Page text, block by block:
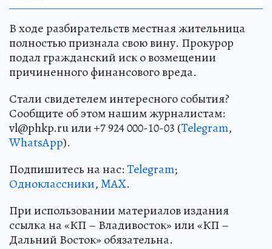
В ходе разбирательств местная жительница
полностью признала свою вину. Прокурор
подал гражданский иск о возмещении
причиненного финансового вреда.
Стали свидетелем интересного события?
Сообщите об этом нашим журналистам:
vl@phkp.ru или +7 924 000-10-03 (Telegram,
WhatsApp).
Подпишитесь на нас:Telegram;
Одноклассники,MAX.
При использовании материалов издания
ссылка на «КП – Владивосток» или «КП –
Дальний Восток» обязательна.